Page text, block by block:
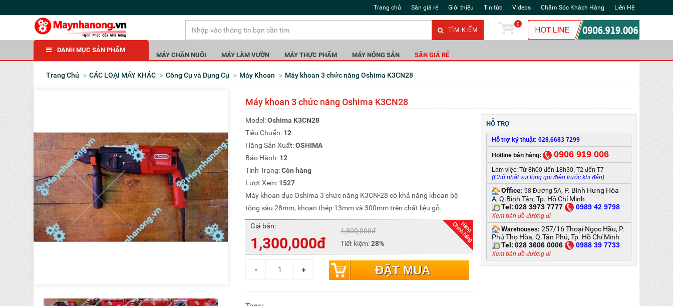
Trang chủ Săn giá rẻ Giới thiệu Tin tức Videos Chăm Sóc Khách Hàng Liên Hệ
TÌM KIẾM
0
DANH MỤC SẢN PHẨM
MÁY CHĂN NUÔI MÁY LÀM VƯỜN MÁY THỰC PHẨM MÁY NÔNG SẢN SĂN GIÁ RẺ
Trang Chủ CÁC LOẠI MÁY KHÁC Công Cụ và Dụng Cụ Máy Khoan Máy khoan 3 chức năng Oshima K3CN28
Máy khoan 3 chức năng Oshima K3CN28
Model:Oshima K3CN28
Tiêu Chuẩn: 12
Hãng Sản Xuất:OSHIMA
Bảo Hành: 12
Tình Trạng:Còn hàng
Lượt Xem: 1527
Máy khoan đục Oshima 3 chức năng K3CN-28 có khả năng khoan bê
tông sâu 28mm, khoan thép 13mm và 300mm trên chất liệu gỗ.
Giá bán:
1,300,000đ
1,800,000đ
Tiết kiệm: 28%
ĐẶT MUA
HỖ TRỢ
Hỗ trợ kỹ thuật: 028.6683 7299
Hotline bán hàng: 0906 919 006
Làm việc: Từ 8h00 đến 18h30, T2 đến T7
(Chủ nhật vui lòng gọi điện trước khi đến)
Office: 98 Đường 5A, P. Bình Hưng Hòa
A, Q.Bình Tân, Tp. Hồ Chí Minh
Tel:028 3973 7777 0989 42 9798
Xem bản đồ đường đi
Warehouses: 257/16 Thoại Ngọc Hầu, P.
Phú Thọ Hòa, Q.Tân Phú, Tp. Hồ Chí Minh
Tel:028 3606 0006 0988 39 7733
Xem bản đồ đường đi